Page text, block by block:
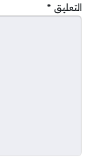
التعليق *